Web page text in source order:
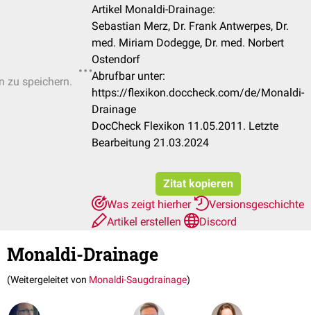
zu speichern.
Artikel Monaldi-Drainage:
Sebastian Merz, Dr. Frank Antwerpes, Dr.
med. Miriam Dodegge, Dr. med. Norbert
Ostendorf
Abrufbar unter:
https://flexikon.doccheck.com/de/Monaldi-
Drainage
DocCheck Flexikon 11.05.2011. Letzte
Bearbeitung 21.03.2024
Zitat kopieren
Was zeigt hierher
Versionsgeschichte
Artikel erstellen
Discord
Monaldi-Drainage
(Weitergeleitet von Monaldi-Saugdrainage)